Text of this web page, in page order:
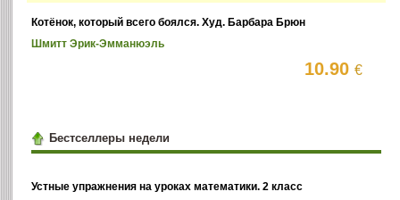
Котёнок, который всего боялся. Худ. Барбара Брюн
Шмитт Эрик-Эмманюэль
10.90€
Бестселлеры недели
Устные упражнения на уроках математики. 2 класс